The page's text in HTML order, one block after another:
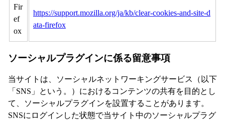
Fir
ef
ox
https://support.mozilla.org/ja/kb/clear-cookies-and-site-d
ata-firefox
ソーシャルプラグインに係る留意事項
当サイトは、ソーシャルネットワーキングサービス（以下
「SNS」という。）におけるコンテンツの共有を目的とし
て、ソーシャルプラグインを設置することがあります。
SNSにログインした状態で当サイト中のソーシャルプラグ